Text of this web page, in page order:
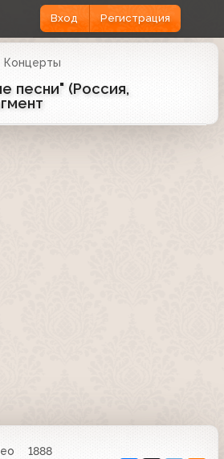
Вход Регистрация
Концерты
песни" (Россия,
1888